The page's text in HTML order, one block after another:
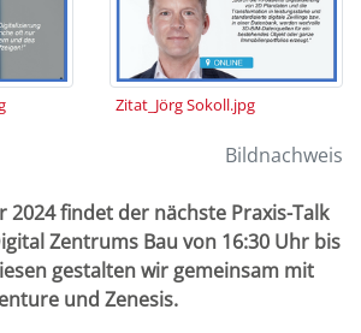
Zitat_Jörg Sokoll.jpg
Bildnachweis
2024 findet der nächste Praxis-Talk
Zentrums Bau von 16:30 Uhr bis
gestalten wir gemeinsam mit
und Zenesis.